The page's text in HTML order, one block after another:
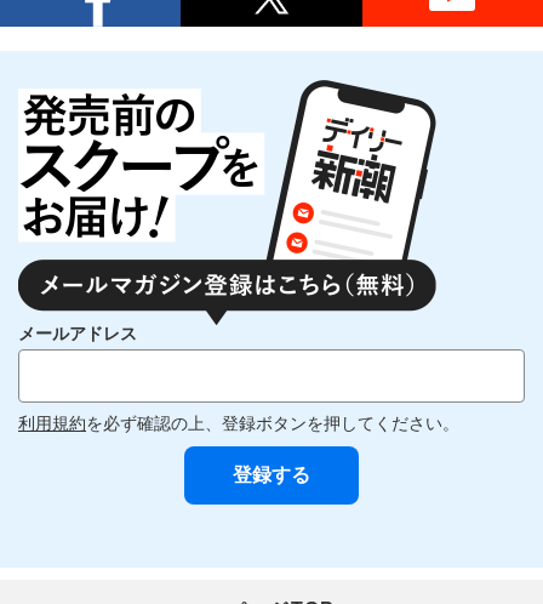
メールアドレス
利用規約を必ず確認の上、登録ボタンを押してください。